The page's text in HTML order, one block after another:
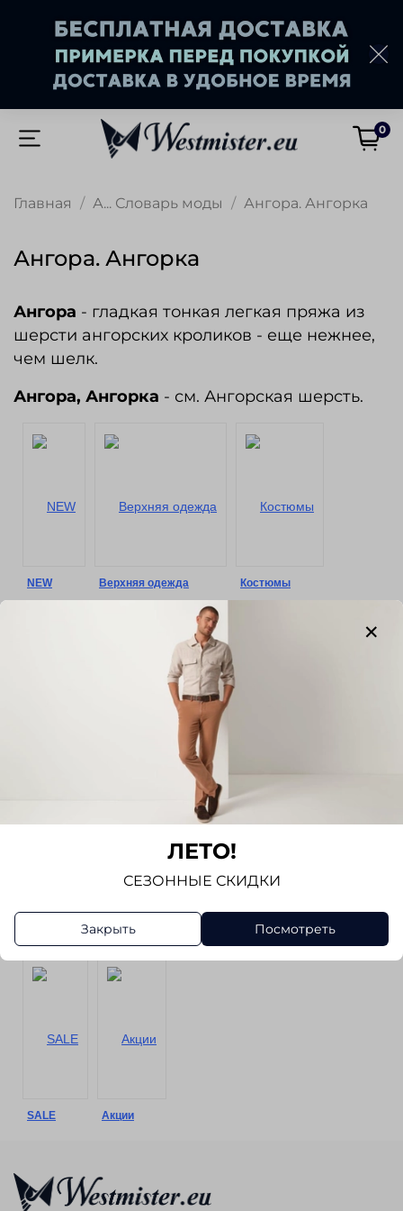
0
Главная А... Словарь моды Ангора. Ангорка
Ангора. Ангорка
Ангора - гладкая тонкая легкая пряжа из
шерсти ангорских кроликов - еще нежнее,
чем шелк.
Ангора, Ангорка - см. Ангорская шерсть.
NEW Верхняя одежда Костюмы
Аксессуары
SALE Акции
ЛЕТО!
СЕЗОННЫЕ СКИДКИ
Закрыть Посмотреть